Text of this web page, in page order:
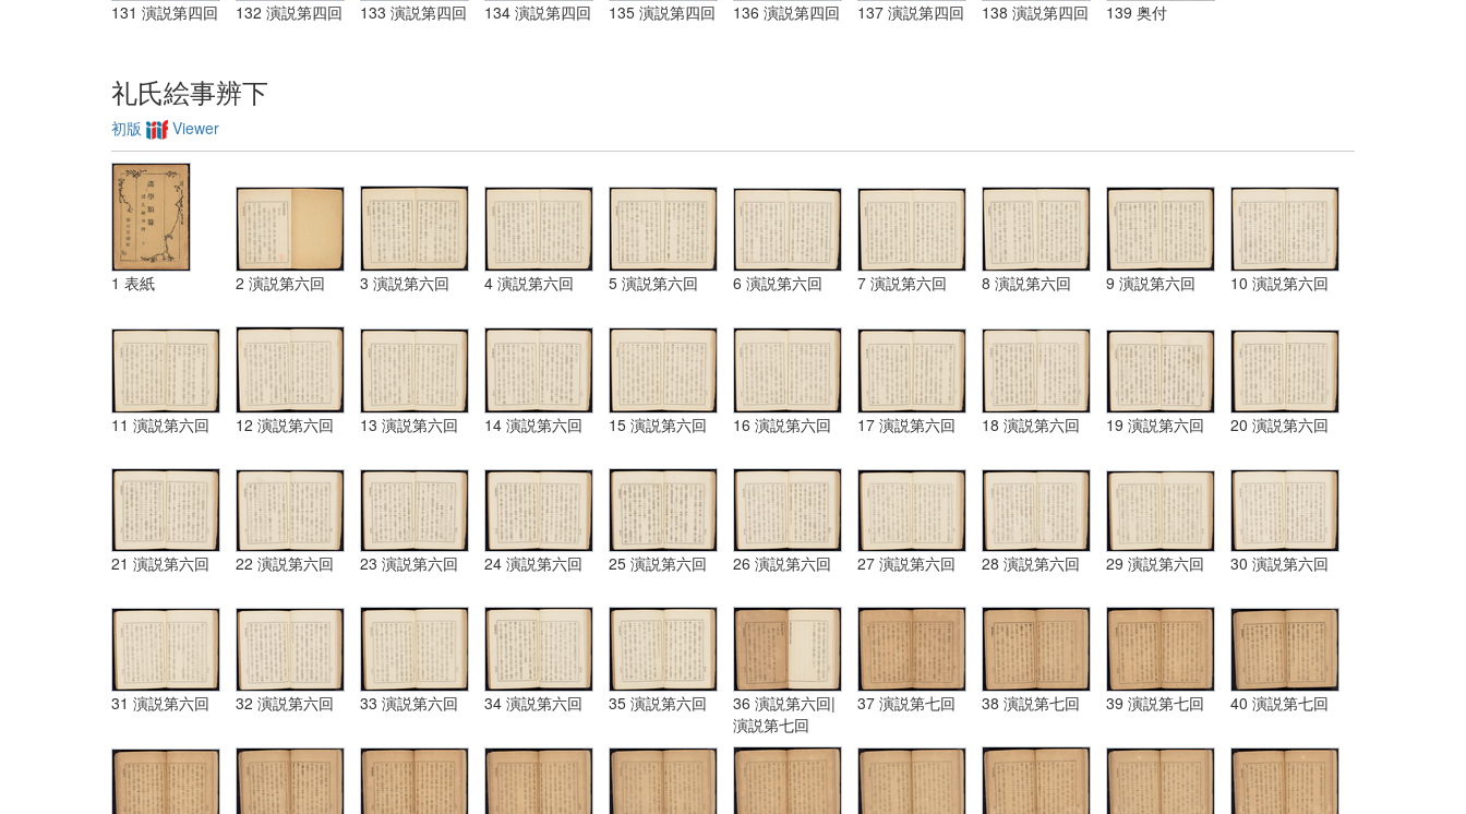
131 演説第四回 132 演説第四回 133 演説第四回 134 演説第四回 135 演説第四回 136 演説第四回 137 演説第四回 138 演説第四回 139 奥付
礼氏絵事辨下
初版 Viewer
1 表紙 2 演説第六回 3 演説第六回 4 演説第六回 5 演説第六回 6 演説第六回 7 演説第六回 8 演説第六回 9 演説第六回 10 演説第六回
11 演説第六回 12 演説第六回 13 演説第六回 14 演説第六回 15 演説第六回 16 演説第六回 17 演説第六回 18 演説第六回 19 演説第六回 20 演説第六回
21 演説第六回 22 演説第六回 23 演説第六回 24 演説第六回 25 演説第六回 26 演説第六回 27 演説第六回 28 演説第六回 29 演説第六回 30 演説第六回
31 演説第六回 32 演説第六回 33 演説第六回 34 演説第六回 35 演説第六回
36 演説第六回|
演説第七回
37 演説第七回 38 演説第七回 39 演説第七回 40 演説第七回